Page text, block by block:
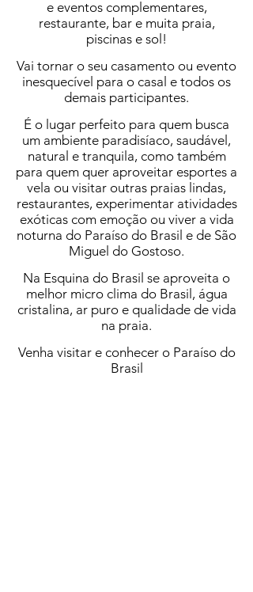
e eventos complementares,
restaurante, bar e muita praia,
piscinas e sol!
Vai tornar o seu casamento ou evento
inesquecível para o casal e todos os
demais participantes.
É o lugar perfeito para quem busca
um ambiente paradisíaco, saudável,
natural e tranquila, como também
para quem quer aproveitar esportes a
vela ou visitar outras praias lindas,
restaurantes, experimentar atividades
exóticas com emoção ou viver a vida
noturna do Paraíso do Brasil e de São
Miguel do Gostoso.
Na Esquina do Brasil se aproveita o
melhor micro clima do Brasil, água
cristalina, ar puro e qualidade de vida
na praia.
Venha visitar e conhecer o Paraíso do
Brasil